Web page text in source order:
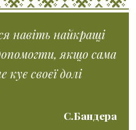
навіть найкращі
якщо сама
кує своєї долі
С.Бандера